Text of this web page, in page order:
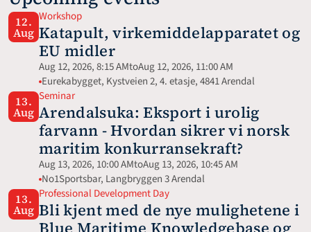
12.
Aug
Workshop
Katapult, virkemiddelapparatet og
EU midler
Aug 12, 2026, 8:15 AMtoAug 12, 2026, 11:00 AM
Eurekabygget, Kystveien 2, 4. etasje, 4841 Arendal
13.
Aug
Seminar
Arendalsuka: Eksport i urolig
farvann - Hvordan sikrer vi norsk
maritim konkurransekraft?
Aug 13, 2026, 10:00 AMtoAug 13, 2026, 10:45 AM
No1Sportsbar, Langbryggen 3 Arendal
13.
Aug
Professional Development Day
Bli kjent med de nye mulighetene i